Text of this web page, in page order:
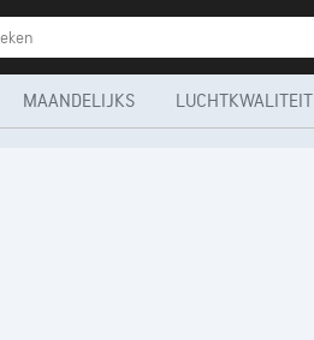
MAANDELIJKS LUCHTKWALITEIT